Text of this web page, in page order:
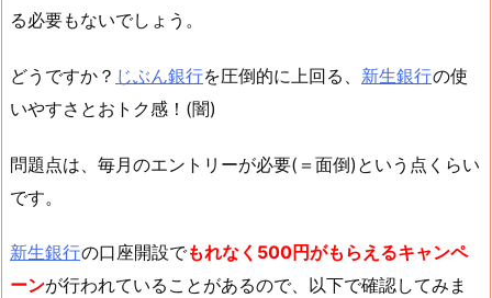
る必要もないでしょう。
どうですか？ じぶん銀行を圧倒的に上回る、 新生銀行の使
いやすさとおトク感！(闇)
問題点は、毎月のエントリーが必要(＝面倒)という点くらい
です。
新生銀行の口座開設でもれなく500円がもらえるキャンペ
ーンが行われていることがあるので、以下で確認してみま